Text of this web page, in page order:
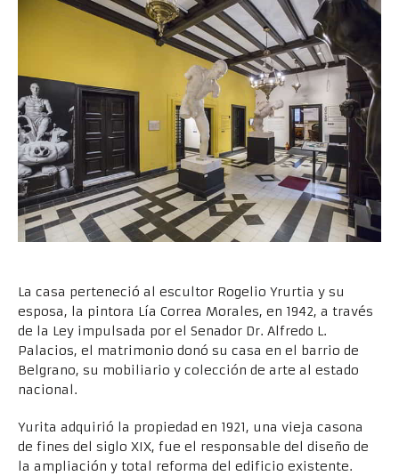
La casa perteneció al escultor Rogelio Yrurtia y su
esposa, la pintora Lía Correa Morales, en 1942, a través
de la Ley impulsada por el Senador Dr. Alfredo L.
Palacios, el matrimonio donó su casa en el barrio de
Belgrano, su mobiliario y colección de arte al estado
nacional.
Yurita adquirió la propiedad en 1921, una vieja casona
de fines del siglo XIX, fue el responsable del diseño de
la ampliación y total reforma del edificio existente.